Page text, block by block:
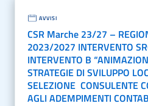
AVVISI
CSR Marche 23/27 –
2023/2027 INTERVENTO
INTERVENTO B
STRATEGIE DI SVILUPPO
SELEZIONE CONSULENTE
AGLI ADEMPIMENTI